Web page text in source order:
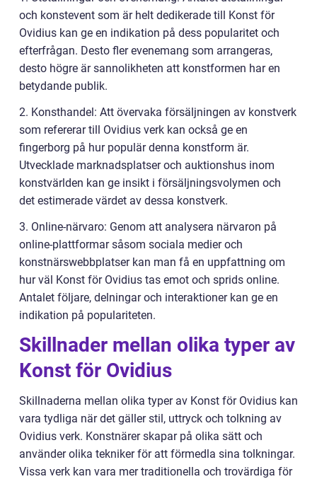
och konstevent som är helt dedikerade till Konst för
Ovidius kan ge en indikation på dess popularitet och
efterfrågan. Desto fler evenemang som arrangeras,
desto högre är sannolikheten att konstformen har en
betydande publik.
2. Konsthandel: Att övervaka försäljningen av konstverk
som refererar till Ovidius verk kan också ge en
fingerborg på hur populär denna konstform är.
Utvecklade marknadsplatser och auktionshus inom
konstvärlden kan ge insikt i försäljningsvolymen och
det estimerade värdet av dessa konstverk.
3. Online-närvaro: Genom att analysera närvaron på
online-plattformar såsom sociala medier och
konstnärswebbplatser kan man få en uppfattning om
hur väl Konst för Ovidius tas emot och sprids online.
Antalet följare, delningar och interaktioner kan ge en
indikation på populariteten.
Skillnader mellan olika typer av
Konst för Ovidius
Skillnaderna mellan olika typer av Konst för Ovidius kan
vara tydliga när det gäller stil, uttryck och tolkning av
Ovidius verk. Konstnärer skapar på olika sätt och
använder olika tekniker för att förmedla sina tolkningar.
Vissa verk kan vara mer traditionella och trovärdiga för